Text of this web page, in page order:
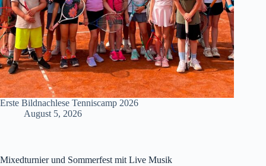
Erste Bildnachlese Tenniscamp 2026
August 5, 2026
Mixedturnier und Sommerfest mit Live Musik